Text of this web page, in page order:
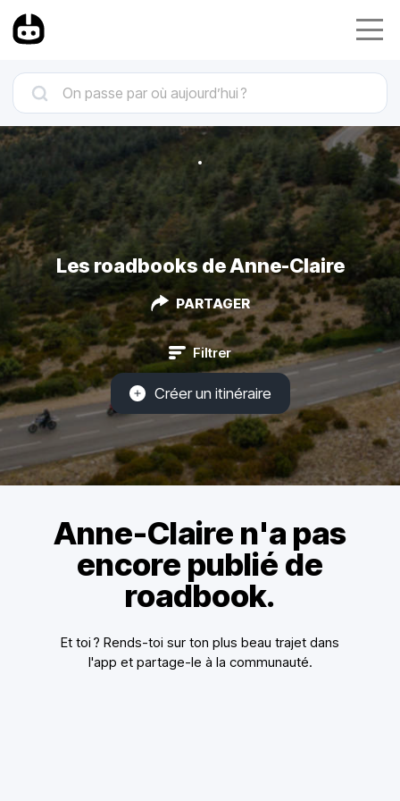
Les roadbooks de Anne-Claire
PARTAGER
Filtrer
Créer un itinéraire
Anne-Claire n'a pas
encore publié de
roadbook.
Et toi ? Rends-toi sur ton plus beau trajet dans
l'app et partage-le à la communauté.